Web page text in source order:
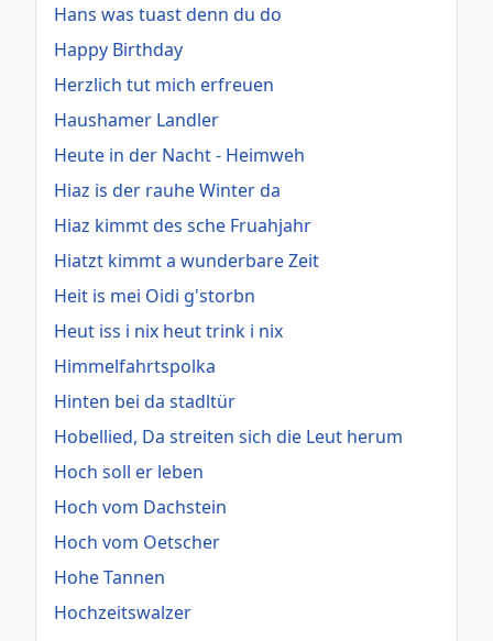
Hans was tuast denn du do
Happy Birthday
Herzlich tut mich erfreuen
Haushamer Landler
Heute in der Nacht - Heimweh
Hiaz is der rauhe Winter da
Hiaz kimmt des sche Fruahjahr
Hiatzt kimmt a wunderbare Zeit
Heit is mei Oidi g'storbn
Heut iss i nix heut trink i nix
Himmelfahrtspolka
Hinten bei da stadltür
Hobellied, Da streiten sich die Leut herum
Hoch soll er leben
Hoch vom Dachstein
Hoch vom Oetscher
Hohe Tannen
Hochzeitswalzer